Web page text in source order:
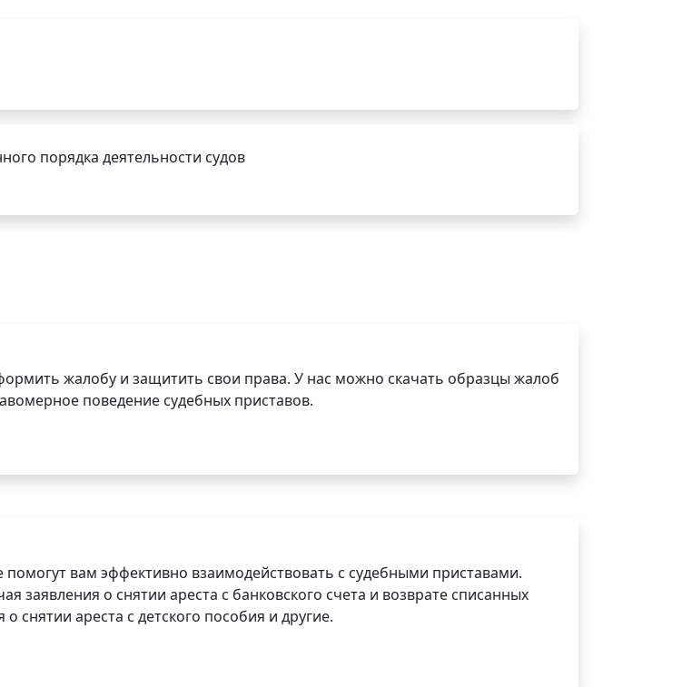
порядка деятельности судов
жалобу и защитить свои права. У нас можно скачать образцы жалоб
поведение судебных приставов.
вам эффективно взаимодействовать с судебными приставами.
заявления о снятии ареста с банковского счета и возврате списанных
снятии ареста с детского пособия и другие.